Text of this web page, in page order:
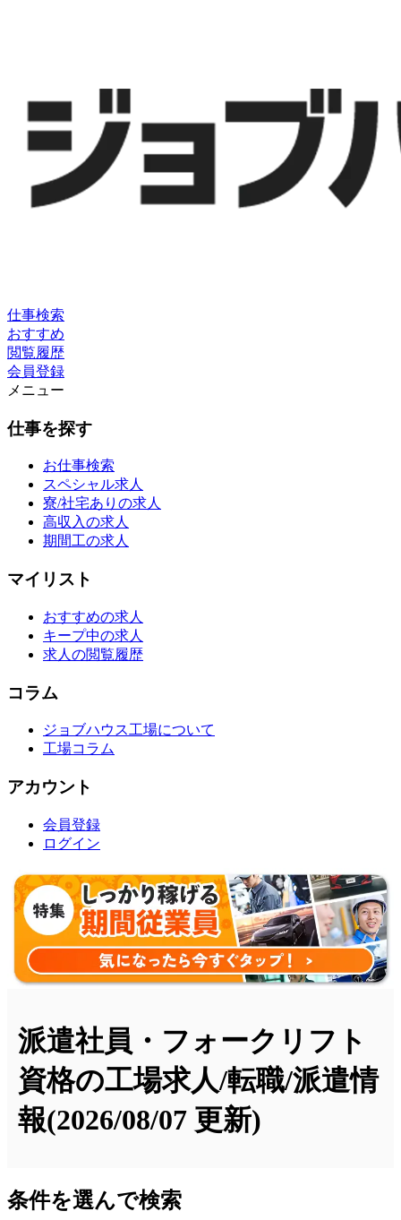
仕事検索
おすすめ
閲覧履歴
会員登録
メニュー
仕事を探す
お仕事検索
スペシャル求人
寮/社宅ありの求人
高収入の求人
期間工の求人
マイリスト
おすすめの求人
キープ中の求人
求人の閲覧履歴
コラム
ジョブハウス工場について
工場コラム
アカウント
会員登録
ログイン
派遣社員・フォークリフト
資格の工場求人/転職/派遣情
報(2026/08/07 更新)
条件を選んで検索